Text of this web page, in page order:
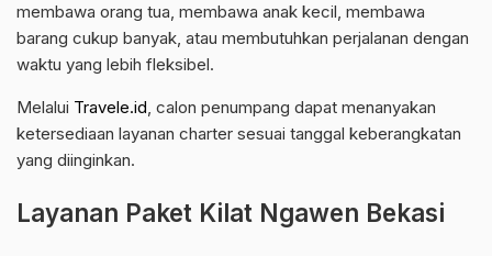
membawa orang tua, membawa anak kecil, membawa
barang cukup banyak, atau membutuhkan perjalanan dengan
waktu yang lebih fleksibel.
Melalui Travele.id, calon penumpang dapat menanyakan
ketersediaan layanan charter sesuai tanggal keberangkatan
yang diinginkan.
Layanan Paket Kilat Ngawen Bekasi